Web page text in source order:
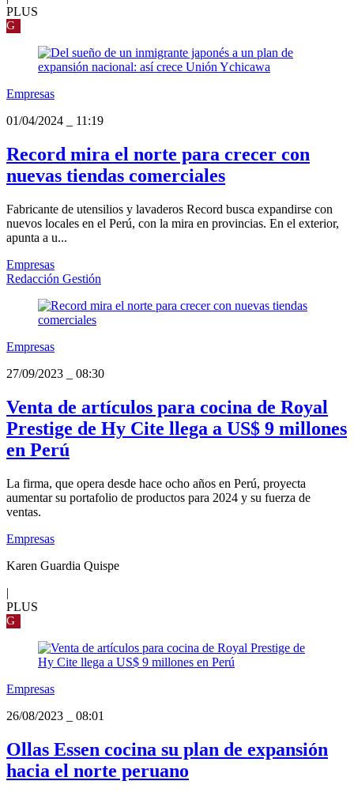
PLUS
G
Empresas
01/04/2024
11:19
Record mira el norte para crecer con
nuevas tiendas comerciales
Fabricante de utensilios y lavaderos Record busca expandirse con
nuevos locales en el Perú, con la mira en provincias. En el exterior,
apunta a u...
Empresas
Redacción Gestión
Empresas
27/09/2023
08:30
Venta de artículos para cocina de Royal
Prestige de Hy Cite llega a US$ 9 millones
en Perú
La firma, que opera desde hace ocho años en Perú, proyecta
aumentar su portafolio de productos para 2024 y su fuerza de
ventas.
Empresas
Karen Guardia Quispe
|
PLUS
G
Empresas
26/08/2023
08:01
Ollas Essen cocina su plan de expansión
hacia el norte peruano